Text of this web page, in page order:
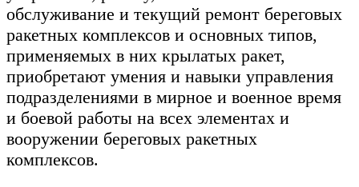
обслуживание и текущий ремонт береговых
ракетных комплексов и основных типов,
применяемых в них крылатых ракет,
приобретают умения и навыки управления
подразделениями в мирное и военное время
и боевой работы на всех элементах и
вооружении береговых ракетных
комплексов.